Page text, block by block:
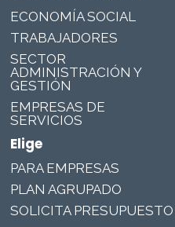
Elige
PARA EMPRESAS
PLAN AGRUPADO
SOLICITA PRESUPUESTO
ECONOMÍA SOCIAL
TRABAJADORES
SECTOR
ADMINISTRACIÓN Y
GESTIÓN
EMPRESAS DE
SERVICIOS